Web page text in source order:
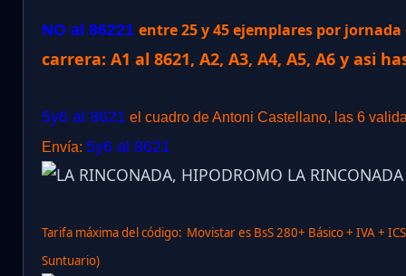
NO al 86221 entre 25 y 45 ejemplares por
carrera: A1 al 8621, A2, A3, A4, A5, A6 y asi
5y6 al 8621 el cuadro de Antoni Castellano, las 6
Envía: 5y6 al 8621
Tarifa máxima del código: Movistar es BsS 280+ Básico + IVA +
Suntuario)